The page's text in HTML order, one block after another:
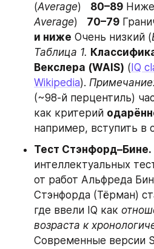
(Average) 80–89
Average) 70–79
и ниже Очень низкий (
Таблица 1.
Векслера (WAIS) ( IQ
Wikipedia).
(~98-й перцентиль)
как критерий
например, вступить в
Тест Стэнфорд–Бине.
интеллектуальных
от работ Альфреда
Стэнфорда (Тёрман)
где ввели IQ как
возраста к
Современные версии